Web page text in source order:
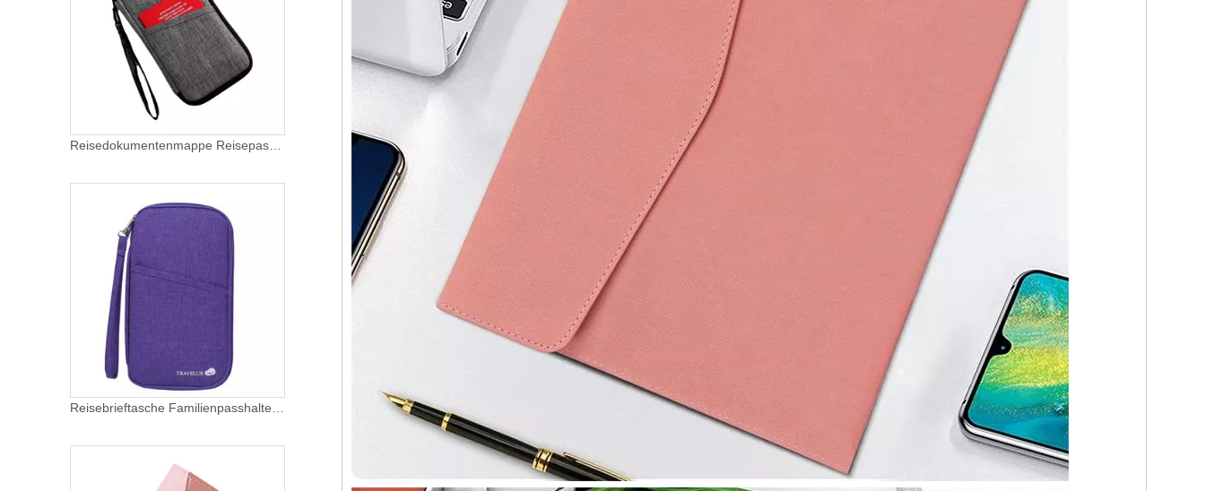
Reisedokumentenmappe Reisepasshalter Zertifikatsdokumentenhalter mit Griff Karten- und Notizhalter Günstiger Großhandel
Reisebrieftasche Familienpasshalter Dokument Wasserdichter Dokumentenhalter Visitenkartenhalter Kundenspezifischer Dokumentenordner